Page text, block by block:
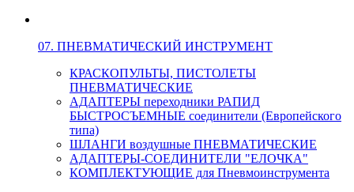
07. ПНЕВМАТИЧЕСКИЙ ИНСТРУМЕНТ
КРАСКОПУЛЬТЫ, ПИСТОЛЕТЫ
ПНЕВМАТИЧЕСКИЕ
АДАПТЕРЫ переходники РАПИД
БЫСТРОСЪЕМНЫЕ соединители (Европейского
типа)
ШЛАНГИ воздушные ПНЕВМАТИЧЕСКИЕ
АДАПТЕРЫ-СОЕДИНИТЕЛИ "ЕЛОЧКА"
КОМПЛЕКТУЮЩИЕ для Пневмоинструмента